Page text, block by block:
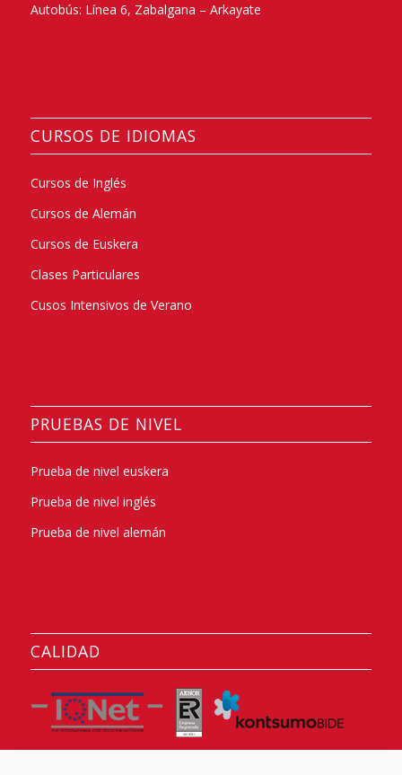
Autobús: Línea 6, Zabalgana – Arkayate
CURSOS DE IDIOMAS
Cursos de Inglés
Cursos de Alemán
Cursos de Euskera
Clases Particulares
Cusos Intensivos de Verano
PRUEBAS DE NIVEL
Prueba de nivel euskera
Prueba de nivel inglés
Prueba de nivel alemán
CALIDAD